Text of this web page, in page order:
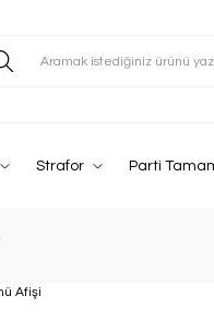
Strafor Parti